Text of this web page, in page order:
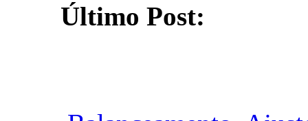
Último Post: